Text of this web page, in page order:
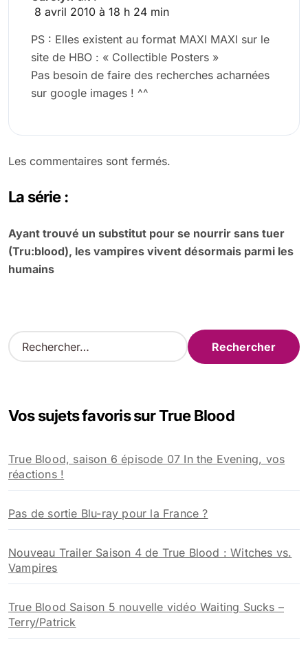
8 avril 2010 à 18 h 24 min
PS : Elles existent au format MAXI MAXI sur le
site de HBO : « Collectible Posters »
Pas besoin de faire des recherches acharnées
sur google images ! ^^
Les commentaires sont fermés.
La série :
Ayant trouvé un substitut pour se nourrir sans tuer
(Tru:blood), les vampires vivent désormais parmi les
humains
R
e
r
e
r
Vos sujets favoris sur True Blood
True Blood, saison 6 épisode 07 In the Evening, vos
réactions !
Pas de sortie Blu-ray pour la France ?
Nouveau Trailer Saison 4 de True Blood : Witches vs.
Vampires
True Blood Saison 5 nouvelle vidéo Waiting Sucks –
Terry/Patrick